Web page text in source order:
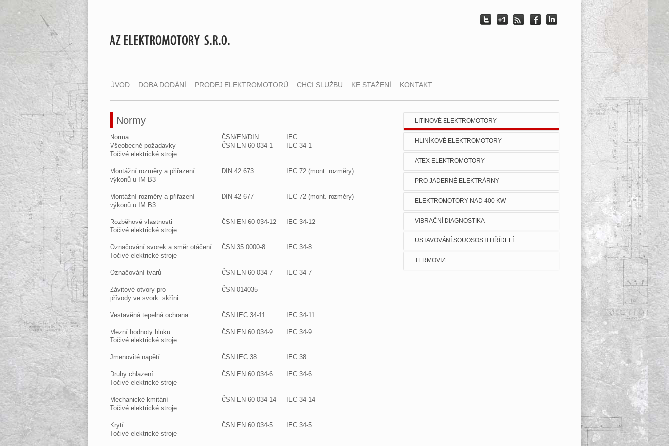
ÚVOD DOBA DODÁNÍ PRODEJ ELEKTROMOTORŮ CHCI SLUŽBU KE STAŽENÍ KONTAKT
Normy
Norma ČSN/EN/DIN
IEC
Všeobecné požadavky
ČSN EN 60 034-1
IEC 34-1
Točivé elektrické stroje
Montážní rozměry a přiřazení DIN 42 673
IEC 72 (mont. rozměry)
výkonů u IM B3
Montážní rozměry a přiřazení DIN 42 677
IEC 72 (mont. rozměry)
výkonů u IM B3
Rozběhové vlastnosti ČSN EN 60 034-12
IEC 34-12
Točivé elektrické stroje
Označování svorek a směr otáčení ČSN 35 0000-8
IEC 34-8
Točivé elektrické stroje
Označování tvarů ČSN EN 60 034-7 IEC 34-7
Závitové otvory pro
ČSN 014035
přívody ve svork. skříni
Vestavěná tepelná ochrana ČSN IEC 34-11 IEC 34-11
Mezní hodnoty hluku ČSN EN 60 034-9
IEC 34-9
Točivé elektrické stroje
Jmenovité napětí ČSN IEC 38 IEC 38
Druhy chlazení ČSN EN 60 034-6
IEC 34-6
Točivé elektrické stroje
Mechanické kmitání ČSN EN 60 034-14
IEC 34-14
Točivé elektrické stroje
Krytí ČSN EN 60 034-5
IEC 34-5
Točivé elektrické stroje
LITINOVÉ ELEKTROMOTORY
HLINÍKOVÉ ELEKTROMOTORY
ATEX ELEKTROMOTORY
PRO JADERNÉ ELEKTRÁRNY
ELEKTROMOTORY NAD 400 KW
VIBRAČNÍ DIAGNOSTIKA
USTAVOVÁNÍ SOUOSOSTI HŘÍDELÍ
TERMOVIZE